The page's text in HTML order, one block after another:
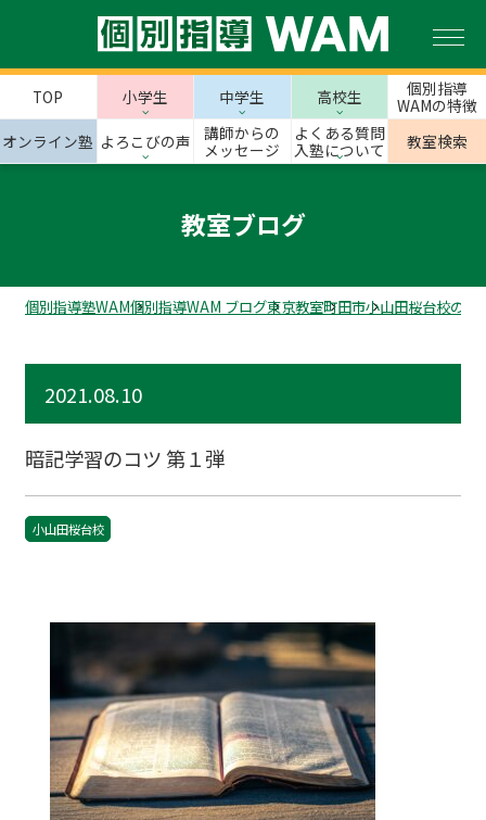
TOP 小学生 中学生 高校生
個別指導
WAMの特徴
オンライン塾 よろこびの声
講師からの
メッセージ
よくある質問
入塾について
教室検索
教室ブログ
個別指導塾WAM個別指導WAM ブログ東京教室町田市小山田桜台校のス
2021.08.10
暗記学習のコツ 第１弾
小山田桜台校